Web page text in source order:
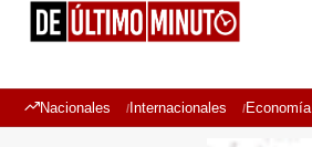
Nacionales Internacionales Economía